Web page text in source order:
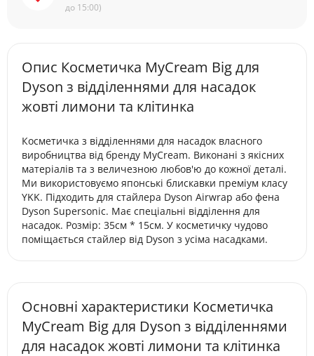
до 15:00)
Опис Косметичка MyCream Big для
Dyson з відділеннями для насадок
жовті лимони та клітинка
Косметичка з відділеннями для насадок власного
виробництва від бренду MyCream. Виконані з якісних
матеріалів та з величезною любов'ю до кожної деталі.
Ми використовуємо японські блискавки преміум класу
YKK. Підходить для стайлера Dyson Airwrap або фена
Dyson Supersonic. Має спеціальні відділення для
насадок. Розмір: 35см * 15см. У косметичку чудово
поміщається стайлер від Dyson з усіма насадками.
Основні характеристики Косметичка
MyCream Big для Dyson з відділеннями
для насадок жовті лимони та клітинка